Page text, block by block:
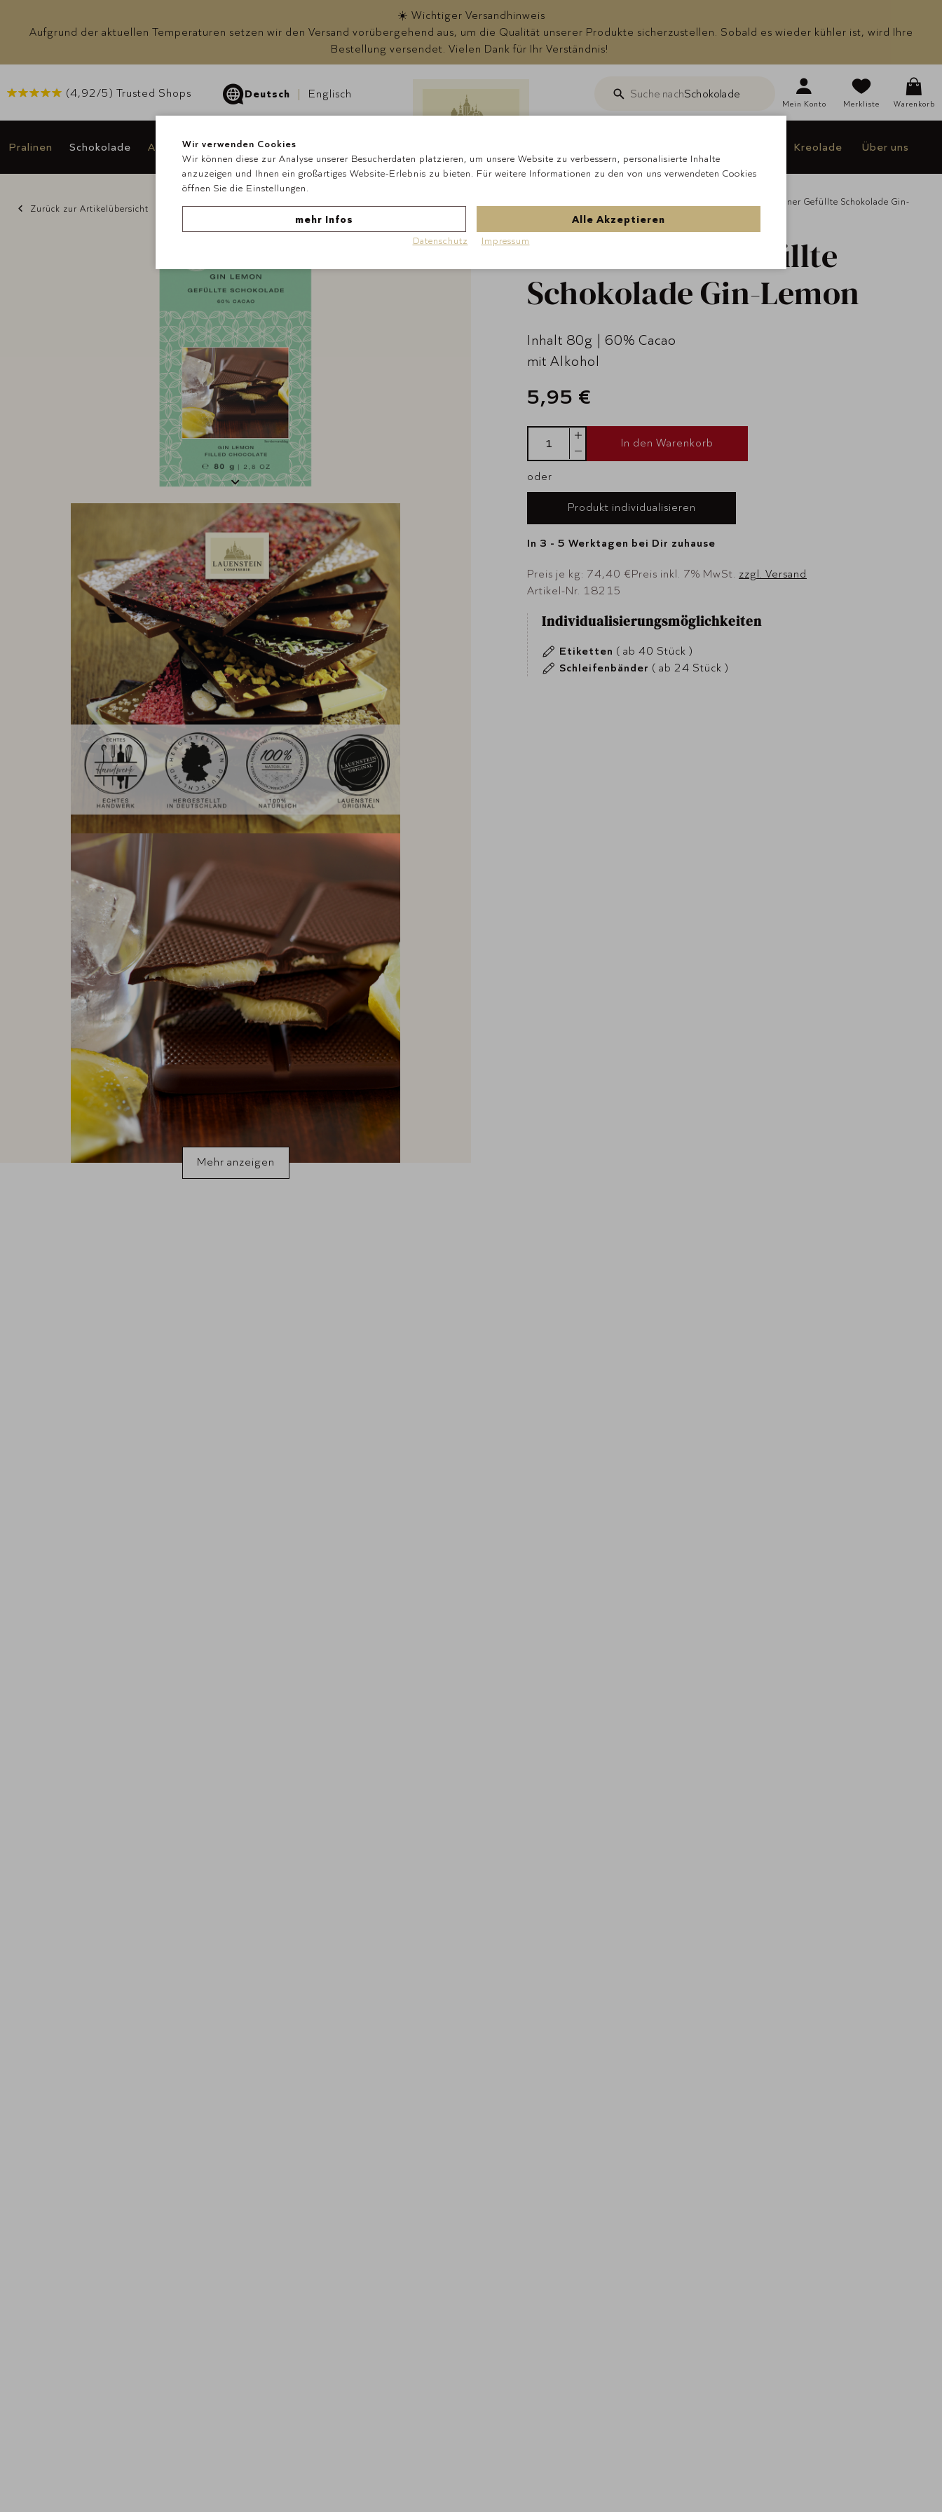
☀️ Wichtiger Versandhinweis
Aufgrund der aktuellen Temperaturen setzen wir den Versand vorübergehend aus, um die Qualität unserer Produkte sicherzustellen. Sobald es wieder kühler ist, wird Ihre
Bestellung versendet. Vielen Dank für Ihr Verständnis!
(4,92 /5) Trusted Shops Deutsch Englisch SucheSuche nachSchokolade
Mein Konto Merkliste Warenkorb
Pralinen Schokolade Anlässe & Geschenke Angebote Kreolade Über uns
Lauensteiner Gefüllte Schokolade Gin-
Zurück zur Artikelübersicht
Mehr anzeigen
Lauensteiner
Gefüllte
Schokolade Gin-Lemon
Inhalt 80g | 60% Cacao
mit Alkohol
5,95 €
In den Warenkorb
oder
Produkt individualisieren
In 3 - 5 Werktagen bei Dir zuhause
Preis je kg: 74,40 €Preis inkl. 7% MwSt. zzgl. Versand
Artikel-Nr. 18215
Individualisierungsmöglichkeiten
Etiketten ( ab 40 Stück )
Schleifenbänder ( ab 24 Stück )
Wir verwenden Cookies
Wir können diese zur Analyse unserer Besucherdaten platzieren, um unsere Website zu verbessern, personalisierte Inhalte
anzuzeigen und Ihnen ein großartiges Website-Erlebnis zu bieten. Für weitere Informationen zu den von uns verwendeten Cookies
öffnen Sie die Einstellungen.
mehr Infos Alle Akzeptieren
Datenschutz Impressum